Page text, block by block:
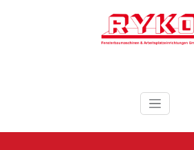
RYKO Deutschland
GmbH